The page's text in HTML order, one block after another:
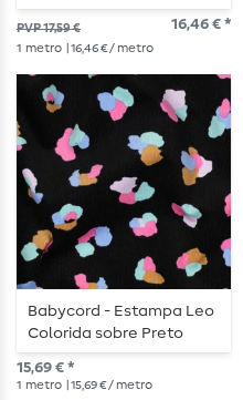
PVP 17,59 € 16,46 € *
1 metro | 16,46 € / metro
Babycord - Estampa Leo
Colorida sobre Preto
15,69 € *
1 metro | 15,69 € / metro